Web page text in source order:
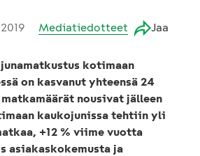
Mediatiedotteet Jaa
kotimaan
on kasvanut yhteensä 24
nousivat jälleen
kaukojunissa tehtiin yli
+12 % viime vuotta
asiakaskokemusta ja